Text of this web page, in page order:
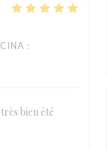
:
bien été